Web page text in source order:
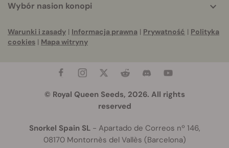
Wybór nasion konopi
Warunki i zasady | Informacja prawna | Prywatność | Polityka
cookies | Mapa witryny
© Royal Queen Seeds, 2026. All rights
reserved
Snorkel Spain SL- Apartado de Correos nº 146,
08170 Montornès del Vallès (Barcelona)